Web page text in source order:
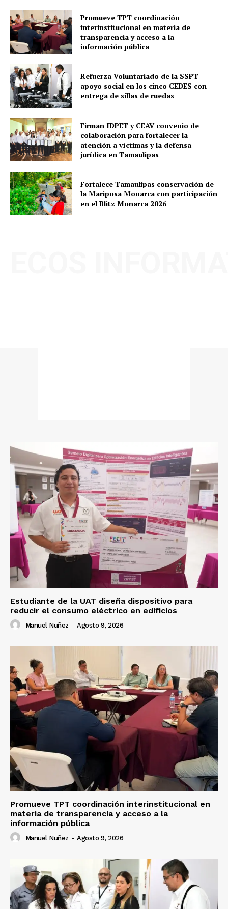
Promueve TPT coordinación
interinstitucional en materia de
transparencia y acceso a la
información pública
Refuerza Voluntariado de la SSPT
apoyo social en los cinco CEDES con
entrega de sillas de ruedas
Firman IDPET y CEAV convenio de
colaboración para fortalecer la
atención a víctimas y la defensa
jurídica en Tamaulipas
Fortalece Tamaulipas conservación de
la Mariposa Monarca con participación
en el Blitz Monarca 2026
Estudiante de la UAT diseña dispositivo para
reducir el consumo eléctrico en edificios
Manuel Nuñez - Agosto 9, 2026
Promueve TPT coordinación interinstitucional en
materia de transparencia y acceso a la
información pública
Manuel Nuñez - Agosto 9, 2026